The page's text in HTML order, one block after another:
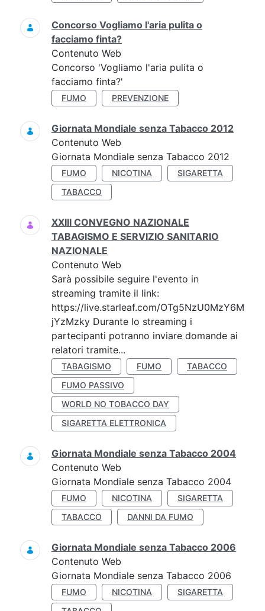
Concorso Vogliamo l'aria pulita o
facciamo finta?
Contenuto Web
Concorso 'Vogliamo l'aria pulita o
facciamo finta?'
FUMO PREVENZIONE
Giornata Mondiale senza Tabacco 2012
Contenuto Web
Giornata Mondiale senza Tabacco 2012
FUMO NICOTINA
SIGARETTA
TABACCO
XXIII CONVEGNO NAZIONALE
TABAGISMO E SERVIZIO SANITARIO
NAZIONALE
Contenuto Web
Sarà possibile seguire l'evento in
streaming tramite il link:
https://live.starleaf.com/OTg5NzU0MzY6M
jYzMzky Durante lo streaming i
partecipanti potranno inviare domande ai
relatori tramite...
TABAGISMO FUMO
TABACCO
FUMO PASSIVO
WORLD NO TOBACCO DAY
SIGARETTA ELETTRONICA
Giornata Mondiale senza Tabacco 2004
Contenuto Web
Giornata Mondiale senza Tabacco 2004
FUMO NICOTINA
SIGARETTA
TABACCO
DANNI DA FUMO
Giornata Mondiale senza Tabacco 2006
Contenuto Web
Giornata Mondiale senza Tabacco 2006
FUMO NICOTINA
SIGARETTA